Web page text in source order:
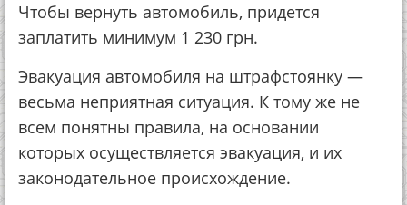
Чтобы вернуть автомобиль, придется
заплатить минимум 1 230 грн.
Эвакуация автомобиля на штрафстоянку —
весьма неприятная ситуация. К тому же не
всем понятны правила, на основании
которых осуществляется эвакуация, и их
законодательное происхождение.